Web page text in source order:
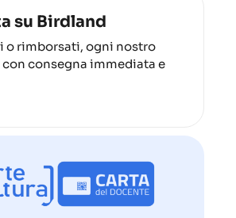
su Birdland
o rimborsati, ogni nostro
consegna immediata e